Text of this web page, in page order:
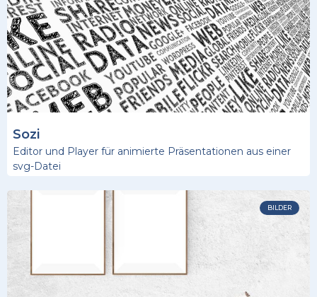
Sozi
Editor und Player für animierte Präsentationen aus einer
svg-Datei
BILDER